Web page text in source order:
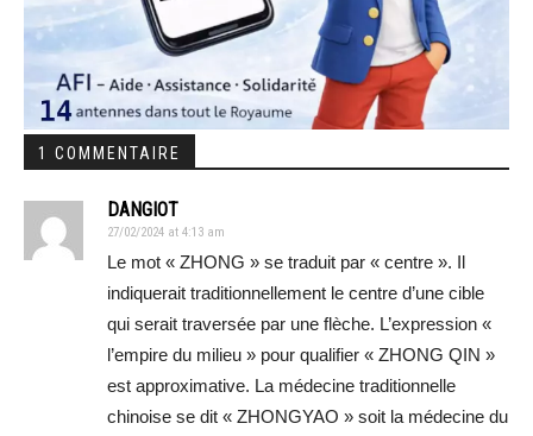
1 COMMENTAIRE
DANGIOT
27/02/2024 at 4:13 am
Le mot « ZHONG » se traduit par « centre ». Il
indiquerait traditionnellement le centre d’une cible
qui serait traversée par une flèche. L’expression «
l’empire du milieu » pour qualifier « ZHONG QIN »
est approximative. La médecine traditionnelle
chinoise se dit « ZHONGYAO » soit la médecine du